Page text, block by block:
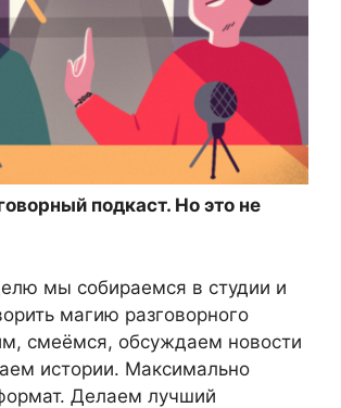
подкаст. Но это не
мы собираемся в студии и
магию разговорного
смеёмся, обсуждаем новости
истории. Максимально
Делаем лучший